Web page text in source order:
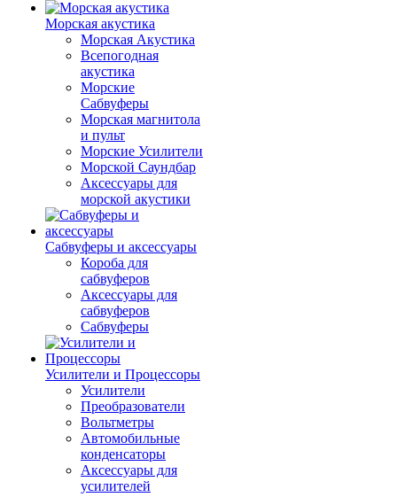
Морская акустика
Морская Акустика
Всепогодная
акустика
Морские
Сабвуферы
Морская магнитола
и пульт
Морские Усилители
Морской Cаундбар
Аксессуары для
морской акустики
Сабвуферы и аксессуары
Короба для
сабвуферов
Аксессуары для
сабвуферов
Сабвуферы
Усилители и Процессоры
Усилители
Преобразователи
Вольтметры
Автомобильные
конденсаторы
Аксессуары для
усилителей